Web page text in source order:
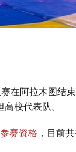
在阿拉木图结
校代表队。
赛资格 ，目前